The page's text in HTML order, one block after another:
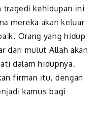
tragedi kehidupan ini
mereka akan keluar
Orang yang hidup
dari mulut Allah akan
dalam hidupnya.
firman itu, dengan
kamus bagi